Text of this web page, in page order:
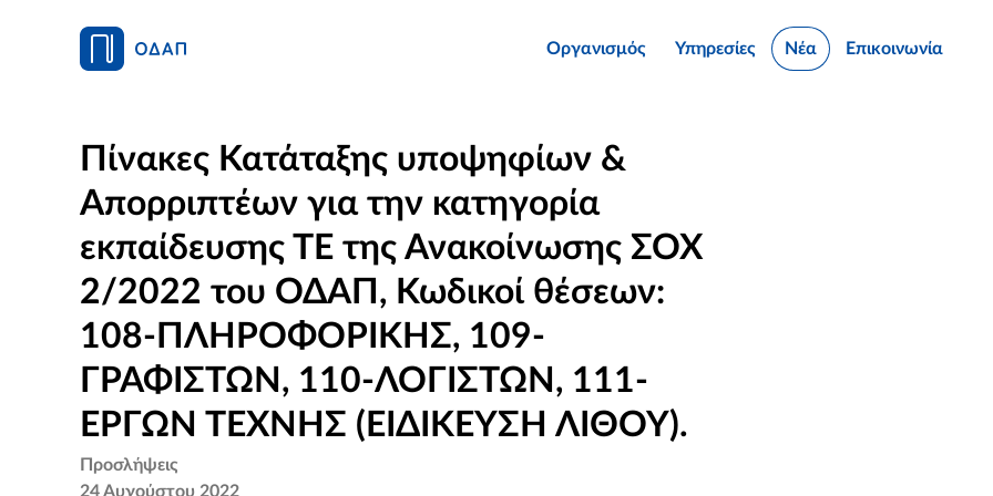
Οργανισμός Υπηρεσίες Νέα Επικοινωνία
Πίνακες Κατάταξης υποψηφίων &
Απορριπτέων για την κατηγορία
εκπαίδευσης ΤΕ της Ανακοίνωσης ΣΟΧ
2/2022 του ΟΔΑΠ, Κωδικοί θέσεων:
108-ΠΛΗΡΟΦΟΡΙΚΗΣ, 109-
ΓΡΑΦΙΣΤΩΝ, 110-ΛΟΓΙΣΤΩΝ, 111-
ΕΡΓΩΝ ΤΕΧΝΗΣ (ΕΙΔΙΚΕΥΣΗ ΛΙΘΟΥ).
Προσλήψεις
24 Αυγούστου 2022